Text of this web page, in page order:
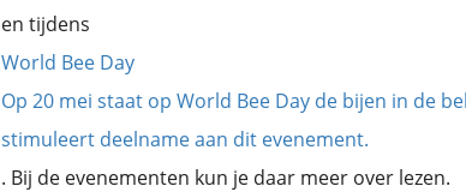
en tijdens
World Bee Day
Op 20 mei staat op World Bee Day de bijen in de
stimuleert deelname aan dit evenement.
. Bij de evenementen kun je daar meer over lezen.